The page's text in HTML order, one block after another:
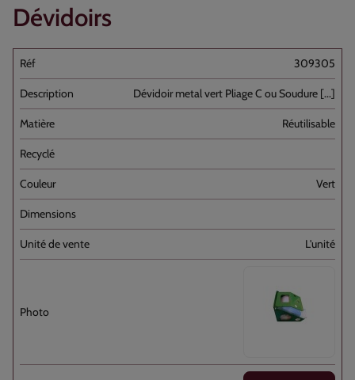
Dévidoirs
309305
Dévidoir metal vert Pliage C ou Soudure [...]
Réutilisable
Vert
L'unité